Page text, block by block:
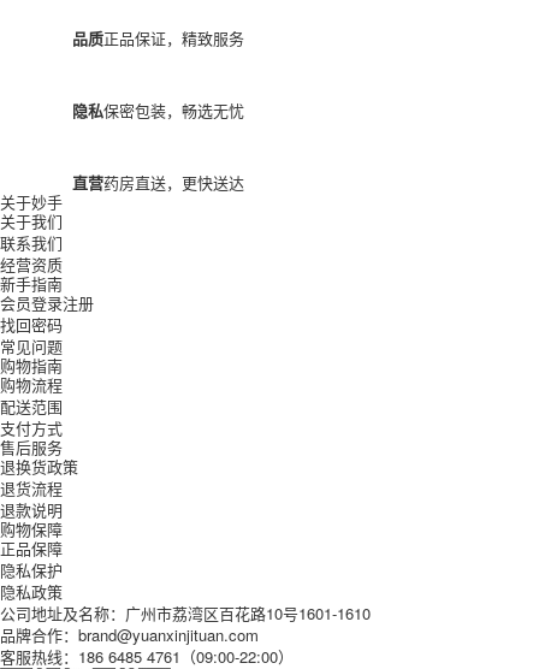
品质正品保证，精致服务
隐私保密包装，畅选无忧
直营药房直送，更快送达
关于妙手
关于我们
联系我们
经营资质
新手指南
会员登录注册
找回密码
常见问题
购物指南
购物流程
配送范围
支付方式
售后服务
退换货政策
退货流程
退款说明
购物保障
正品保障
隐私保护
隐私政策
公司地址及名称：广州市荔湾区百花路10号1601-1610
品牌合作：brand@yuanxinjituan.com
客服热线：186 6485 4761（09:00-22:00）